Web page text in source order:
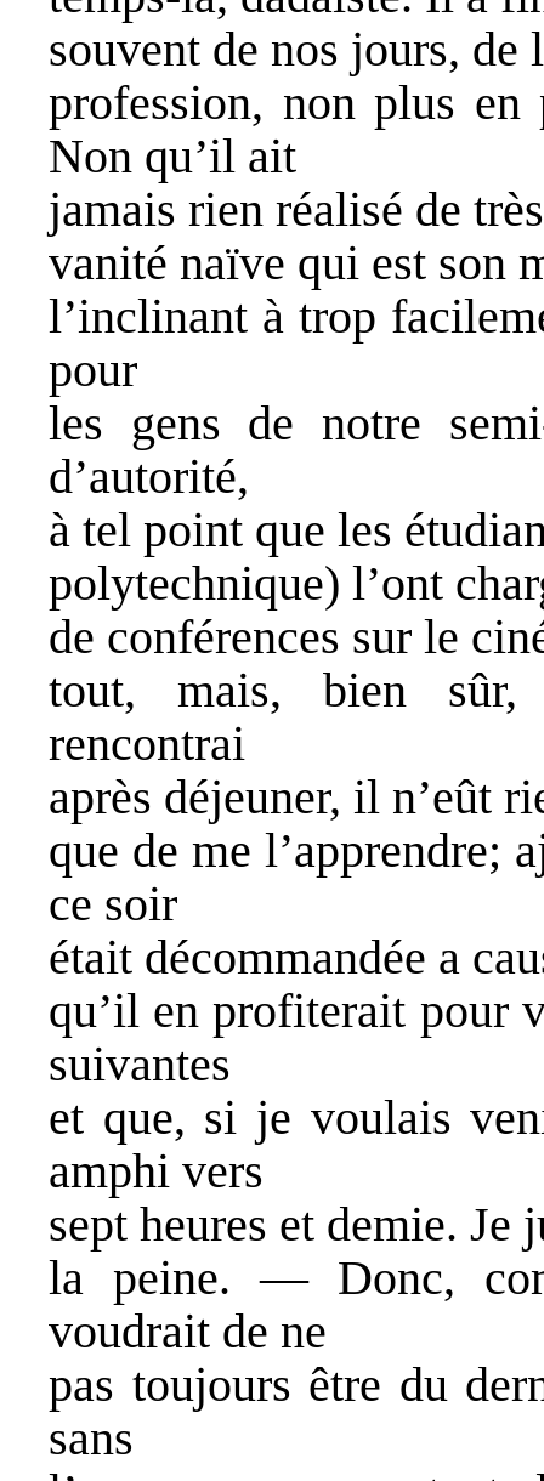
souvent de nos jours, de
profession, non plus
Non qu’il ait
jamais rien réalisé de
vanité naïve qui est son
l’inclinant à trop
pour
les gens de notre
d’autorité,
à tel point que les
polytechnique) l’ont
de conférences sur le
tout, mais, bien sûr,
rencontrai
après déjeuner, il n’eût
que de me l’apprendre;
ce soir
était décommandée a
qu’il en profiterait pour
suivantes
et que, si je voulais
amphi vers
sept heures et demie. Je
la peine. — Donc,
voudrait de ne
pas toujours être du
sans